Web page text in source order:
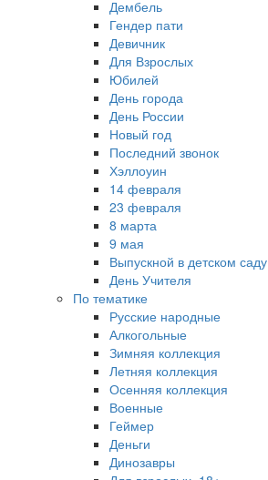
Дембель
Гендер пати
Девичник
Для Взрослых
Юбилей
День города
День России
Новый год
Последний звонок
Хэллоуин
14 февраля
23 февраля
8 марта
9 мая
Выпускной в детском саду
День Учителя
По тематике
Русские народные
Алкогольные
Зимняя коллекция
Летняя коллекция
Осенняя коллекция
Военные
Геймер
Деньги
Динозавры